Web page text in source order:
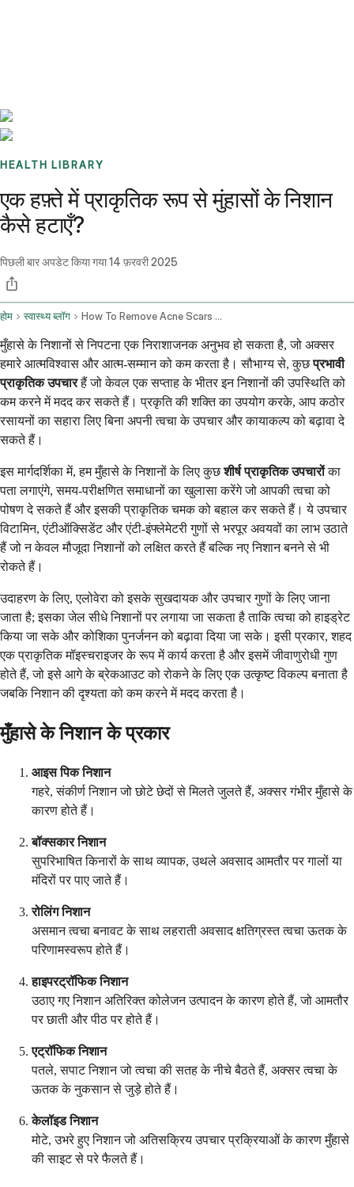
HEALTH LIBRARY
एक हफ़्ते में प्राकृतिक रूप से मुंहासों के निशान
कैसे हटाएँ?
पिछली बार अपडेट किया गया14 फ़रवरी 2025
होम स्वास्थ्य ब्लॉग How To Remove Acne Scars Naturally Within A Week
मुँहासे के निशानों से निपटना एक निराशाजनक अनुभव हो सकता है, जो अक्सर
हमारे आत्मविश्वास और आत्म-सम्मान को कम करता है। सौभाग्य से, कुछप्रभावी
प्राकृतिक उपचारहैं जो केवल एक सप्ताह के भीतर इन निशानों की उपस्थिति को
कम करने में मदद कर सकते हैं। प्रकृति की शक्ति का उपयोग करके, आप कठोर
रसायनों का सहारा लिए बिना अपनी त्वचा के उपचार और कायाकल्प को बढ़ावा दे
सकते हैं।
इस मार्गदर्शिका में, हम मुँहासे के निशानों के लिए कुछशीर्ष प्राकृतिक उपचारोंका
पता लगाएंगे, समय-परीक्षणित समाधानों का खुलासा करेंगे जो आपकी त्वचा को
पोषण दे सकते हैं और इसकी प्राकृतिक चमक को बहाल कर सकते हैं। ये उपचार
विटामिन, एंटीऑक्सिडेंट और एंटी-इंफ्लेमेटरी गुणों से भरपूर अवयवों का लाभ उठाते
हैं जो न केवल मौजूदा निशानों को लक्षित करते हैं बल्कि नए निशान बनने से भी
रोकते हैं।
उदाहरण के लिए, एलोवेरा को इसके सुखदायक और उपचार गुणों के लिए जाना
जाता है; इसका जेल सीधे निशानों पर लगाया जा सकता है ताकि त्वचा को हाइड्रेट
किया जा सके और कोशिका पुनर्जनन को बढ़ावा दिया जा सके। इसी प्रकार, शहद
एक प्राकृतिक मॉइस्चराइजर के रूप में कार्य करता है और इसमें जीवाणुरोधी गुण
होते हैं, जो इसे आगे के ब्रेकआउट को रोकने के लिए एक उत्कृष्ट विकल्प बनाता है
जबकि निशान की दृश्यता को कम करने में मदद करता है।
मुँहासे के निशान के प्रकार
आइस पिक निशान
गहरे, संकीर्ण निशान जो छोटे छेदों से मिलते जुलते हैं, अक्सर गंभीर मुँहासे के
कारण होते हैं।
बॉक्सकार निशान
सुपरिभाषित किनारों के साथ व्यापक, उथले अवसाद आमतौर पर गालों या
मंदिरों पर पाए जाते हैं।
रोलिंग निशान
असमान त्वचा बनावट के साथ लहराती अवसाद क्षतिग्रस्त त्वचा ऊतक के
परिणामस्वरूप होते हैं।
हाइपरट्रॉफिक निशान
उठाए गए निशान अतिरिक्त कोलेजन उत्पादन के कारण होते हैं, जो आमतौर
पर छाती और पीठ पर होते हैं।
एट्रॉफिक निशान
पतले, सपाट निशान जो त्वचा की सतह के नीचे बैठते हैं, अक्सर त्वचा के
ऊतक के नुकसान से जुड़े होते हैं।
केलॉइड निशान
मोटे, उभरे हुए निशान जो अतिसक्रिय उपचार प्रक्रियाओं के कारण मुँहासे
की साइट से परे फैलते हैं।